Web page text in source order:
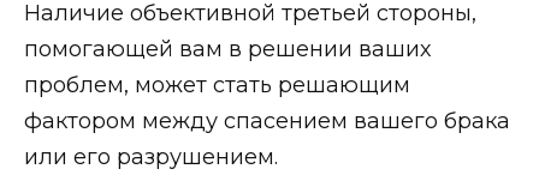
Наличие объективной третьей стороны,
помогающей вам в решении ваших
проблем, может стать решающим
фактором между спасением вашего брака
или его разрушением.